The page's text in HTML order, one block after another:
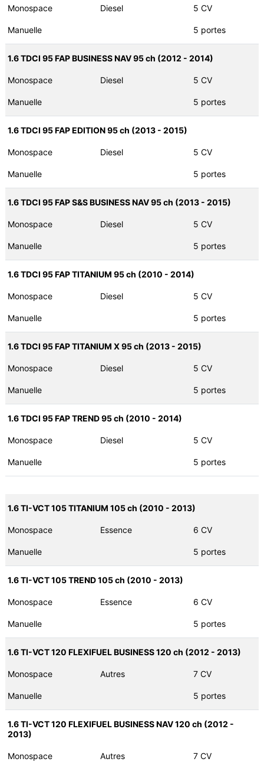
Monospace Diesel 5 CV
Manuelle 5 portes
1.6 TDCI 95 FAP BUSINESS NAV 95 ch (2012 - 2014)
Monospace Diesel 5 CV
Manuelle 5 portes
1.6 TDCI 95 FAP EDITION 95 ch (2013 - 2015)
Monospace Diesel 5 CV
Manuelle 5 portes
1.6 TDCI 95 FAP S&S BUSINESS NAV 95 ch (2013 - 2015)
Monospace Diesel 5 CV
Manuelle 5 portes
1.6 TDCI 95 FAP TITANIUM 95 ch (2010 - 2014)
Monospace Diesel 5 CV
Manuelle 5 portes
1.6 TDCI 95 FAP TITANIUM X 95 ch (2013 - 2015)
Monospace Diesel 5 CV
Manuelle 5 portes
1.6 TDCI 95 FAP TREND 95 ch (2010 - 2014)
Monospace Diesel 5 CV
Manuelle 5 portes
1.6 TI-VCT 105 TITANIUM 105 ch (2010 - 2013)
Monospace Essence 6 CV
Manuelle 5 portes
1.6 TI-VCT 105 TREND 105 ch (2010 - 2013)
Monospace Essence 6 CV
Manuelle 5 portes
1.6 TI-VCT 120 FLEXIFUEL BUSINESS 120 ch (2012 - 2013)
Monospace Autres 7 CV
Manuelle 5 portes
1.6 TI-VCT 120 FLEXIFUEL BUSINESS NAV 120 ch (2012 -
2013)
Monospace Autres 7 CV